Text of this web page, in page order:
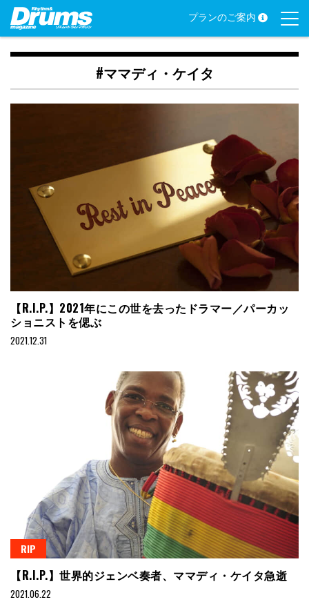
Skip
content
プランのご案内
#ママディ・ケイタ
【R.I.P.】2021年にこの世を去ったドラマー／パーカッ
ショニストを偲ぶ
2021.12.31
RIP
【R.I.P.】世界的ジェンベ奏者、ママディ・ケイタ急逝
2021.06.22